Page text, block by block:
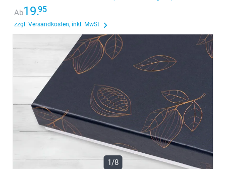
Ab19.95
zzgl. Versandkosten, inkl. MwSt
1/8